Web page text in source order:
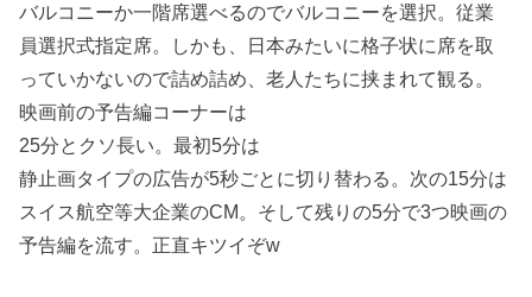
バルコニーか一階席選べるのでバルコニーを選択。従業
員選択式指定席。しかも、日本みたいに格子状に席を取
っていかないので詰め詰め、老人たちに挟まれて観る。
映画前の予告編コーナーは
25分とクソ長い。最初5分は
静止画タイプの広告が5秒ごとに切り替わる。次の15分は
スイス航空等大企業のCM。そして残りの5分で3つ映画の
予告編を流す。正直キツイぞw